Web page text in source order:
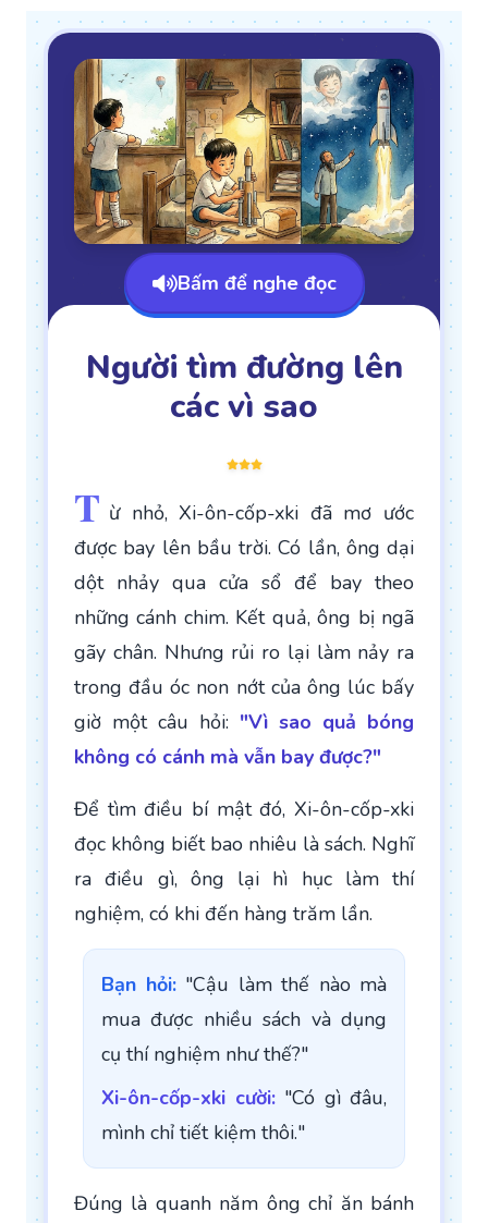
Bấm để nghe đọc
Người tìm đường lên
các vì sao
T ừ nhỏ, Xi-ôn-cốp-xki đã mơ ước
được bay lên bầu trời. Có lần, ông dại
dột nhảy qua cửa sổ để bay theo
những cánh chim. Kết quả, ông bị ngã
gãy chân. Nhưng rủi ro lại làm nảy ra
trong đầu óc non nớt của ông lúc bấy
giờ một câu hỏi: "Vì sao quả bóng
không có cánh mà vẫn bay được?"
Để tìm điều bí mật đó, Xi-ôn-cốp-xki
đọc không biết bao nhiêu là sách. Nghĩ
ra điều gì, ông lại hì hục làm thí
nghiệm, có khi đến hàng trăm lần.
Bạn hỏi:"Cậu làm thế nào mà
mua được nhiều sách và dụng
cụ thí nghiệm như thế?"
Xi-ôn-cốp-xki cười:"Có gì đâu,
mình chỉ tiết kiệm thôi."
Đúng là quanh năm ông chỉ ăn bánh